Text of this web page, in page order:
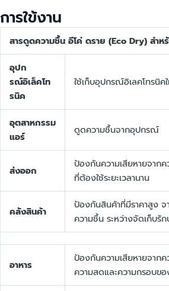
การใข้งาน
สารดูดความชื้น อีโค่ ดราย (Eco Dry) สำห
อุปก
รณ์อิเล็คโท
รนิค
ใช้เก็บอุปกรณ์อิเลคโทรนิ
อุตสาหกรรม
แอร์
ดูดความชื้นจากอุปกรณ์
ส่งออก
ป้องกันความเสียหายจาก
ที่ต้องใช้ระยะเวลานาน
คลังสินค้า
ป้องกันสินค้าที่มีราคาสูง จ
ความชื้น ระหว่างจัดเก็บรัก
อาหาร
ป้องกันความเสียหายจาก
ความสดและความกรอบขอ